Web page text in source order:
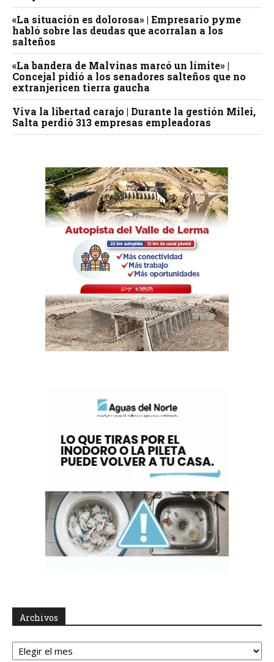
«La situación es dolorosa» | Empresario pyme
habló sobre las deudas que acorralan a los
salteños
«La bandera de Malvinas marcó un límite» |
Concejal pidió a los senadores salteños que no
extranjericen tierra gaucha
Viva la libertad carajo | Durante la gestión Milei,
Salta perdió 313 empresas empleadoras
Archivos
Archivos